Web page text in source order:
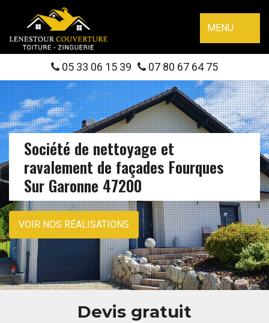
MENU
05 33 06 15 39 07 80 67 64 75
Société de nettoyage et
ravalement de façades Fourques
Sur Garonne 47200
VOIR NOS RÉALISATIONS
Devis gratuit